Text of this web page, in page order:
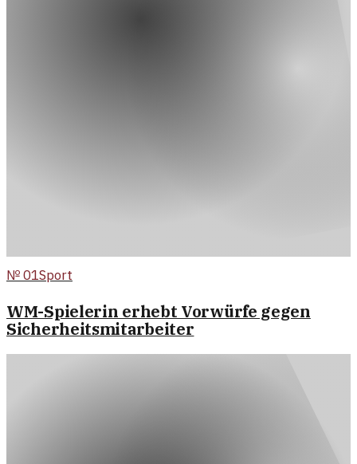
№01Sport
WM-Spielerin erhebt Vorwürfe gegen
Sicherheitsmitarbeiter